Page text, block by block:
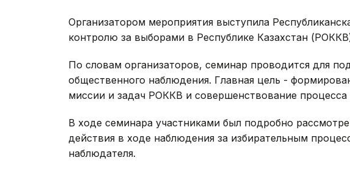
Организатором мероприятия выступила
контролю за выборами в Республике Казахстан
По словам организаторов, семинар проводится для
общественного наблюдения. Главная цель -
миссии и задач РОККВ и совершенствование процесса
В ходе семинара участниками был подробно
действия в ходе наблюдения за избирательным
наблюдателя.